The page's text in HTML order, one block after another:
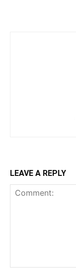
LEAVE A REPLY